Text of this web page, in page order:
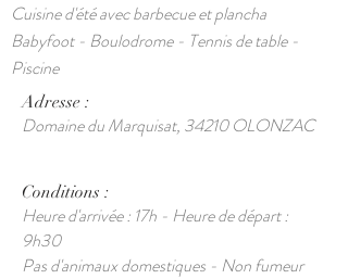
Cuisine d'étéavec barbecue et plancha
Babyfoot - Boulodrome - Tennis de table -
Piscine
Adresse :
Domaine du Marquisat, 34210 OLONZAC
Conditions :
Heure d'arrivée : 17h - Heure de départ :
9h30
Pas d'animaux domestiques - Non fumeur